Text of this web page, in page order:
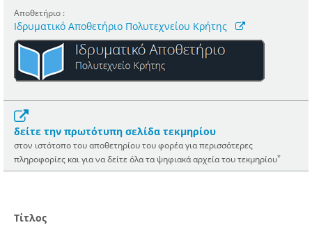
Αποθετήριο :
Ιδρυματικό Αποθετήριο Πολυτεχνείου Κρήτης
δείτε την πρωτότυπη σελίδα τεκμηρίου
στον ιστότοπο του αποθετηρίου του φορέα για περισσότερες
πληροφορίες και για να δείτε όλα τα ψηφιακά αρχεία του τεκμηρίου*
Τίτλος